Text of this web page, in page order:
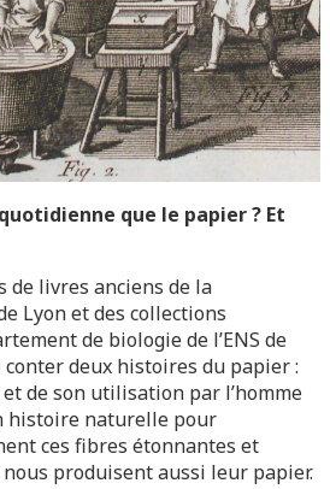
que le papier ? Et
de livres anciens de la
Lyon et des collections
de biologie de l’ENS de
conter deux histoires du papier :
de son utilisation par l’homme
histoire naturelle pour
ces fibres étonnantes et
nous produisent aussi leur papier.